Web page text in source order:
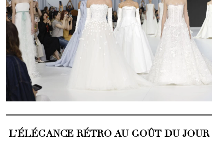
L’ÉLÉGANCE RÉTRO AU GOÛT DU JOUR